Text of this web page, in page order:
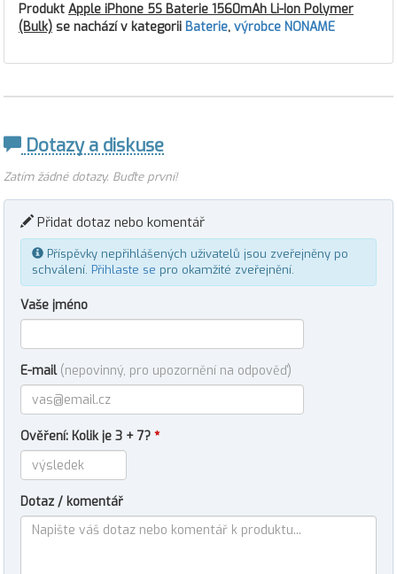
Produkt Apple iPhone 5S Baterie 1560mAh Li-Ion Polymer
(Bulk) se nachází v kategorii Baterie, výrobce NONAME
Dotazy a diskuse
Zatím žádné dotazy. Buďte první!
Přidat dotaz nebo komentář
Příspěvky nepřihlášených uživatelů jsou zveřejněny po
schválení. Přihlaste se pro okamžité zveřejnění.
Vaše jméno
E-mail (nepovinný, pro upozornění na odpověď)
Ověření: Kolik je 3 + 7? *
Dotaz / komentář